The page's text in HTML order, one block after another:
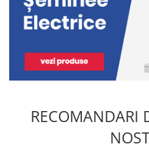
RECOMANDARI